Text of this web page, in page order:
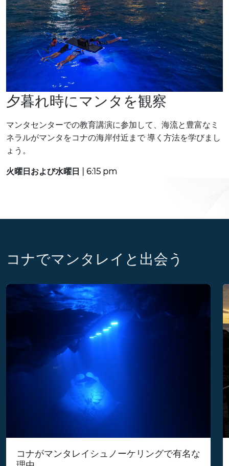
夕暮れ時にマンタを観察
マンタセンターでの教育講演に参加して、海流と豊富なミ
ネラルがマンタをコナの海岸付近まで 導く方法を学びまし
ょう。
火曜日および水曜日 | 6:15 pm
コナでマンタレイと出会う
コナがマンタレイシュノーケリングで有名な